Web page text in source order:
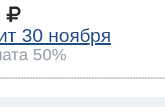
30 ноября
50%